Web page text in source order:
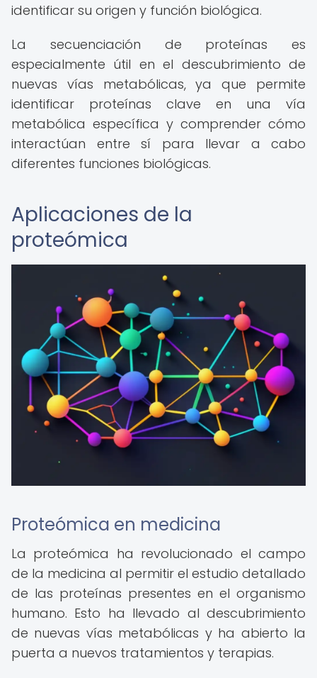
identificar su origen y función biológica.
La secuenciación de proteínas es
especialmente útil en el descubrimiento de
nuevas vías metabólicas, ya que permite
identificar proteínas clave en una vía
metabólica específica y comprender cómo
interactúan entre sí para llevar a cabo
diferentes funciones biológicas.
Aplicaciones de la
proteómica
Proteómica en medicina
La proteómica ha revolucionado el campo
de la medicina al permitir el estudio detallado
de las proteínas presentes en el organismo
humano. Esto ha llevado al descubrimiento
de nuevas vías metabólicas y ha abierto la
puerta a nuevos tratamientos y terapias.